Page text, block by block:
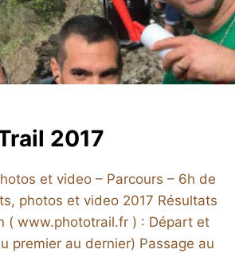
2017
et video – Parcours – 6h de
photos et video 2017 Résultats
( www.phototrail.fr ) : Départ et
premier au dernier) Passage au